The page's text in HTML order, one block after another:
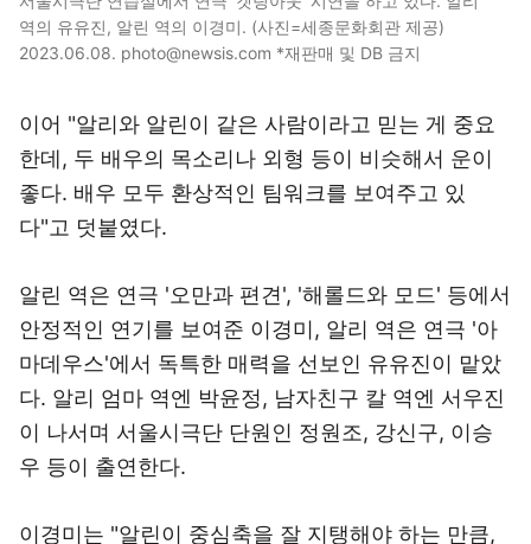
역의 유유진, 알린 역의 이경미. (사진=세종문화회관 제공)
2023.06.08. photo@newsis.com *재판매 및 DB 금지
이어 "알리와 알린이 같은 사람이라고 믿는 게 중요
한데, 두 배우의 목소리나 외형 등이 비슷해서 운이
좋다. 배우 모두 환상적인 팀워크를 보여주고 있
다"고 덧붙였다.
알린 역은 연극 '오만과 편견', '해롤드와 모드' 등에서
안정적인 연기를 보여준 이경미, 알리 역은 연극 '아
마데우스'에서 독특한 매력을 선보인 유유진이 맡았
다. 알리 엄마 역엔 박윤정, 남자친구 칼 역엔 서우진
이 나서며 서울시극단 단원인 정원조, 강신구, 이승
우 등이 출연한다.
이경미는 "알린이 중심축을 잘 지탱해야 하는 만큼,